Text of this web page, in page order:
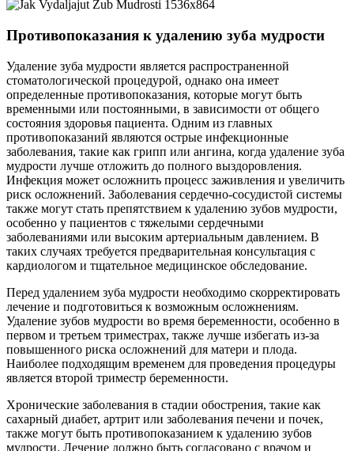
Противопоказания к удалению зуба мудрости
Удаление зуба мудрости является распространенной
стоматологической процедурой, однако она имеет
определенные противопоказания, которые могут быть
временными или постоянными, в зависимости от общего
состояния здоровья пациента. Одним из главных
противопоказаний являются острые инфекционные
заболевания, такие как грипп или ангина, когда удаление зуба
мудрости лучше отложить до полного выздоровления.
Инфекция может осложнить процесс заживления и увеличить
риск осложнений. Заболевания сердечно-сосудистой системы
также могут стать препятствием к удалению зубов мудрости,
особенно у пациентов с тяжелыми сердечными
заболеваниями или высоким артериальным давлением. В
таких случаях требуется предварительная консультация с
кардиологом и тщательное медицинское обследование.
Перед удалением зуба мудрости необходимо скорректировать
лечение и подготовиться к возможным осложнениям.
Удаление зубов мудрости во время беременности, особенно в
первом и третьем триместрах, также лучше избегать из-за
повышенного риска осложнений для матери и плода.
Наиболее подходящим временем для проведения процедуры
является второй триместр беременности.
Хронические заболевания в стадии обострения, такие как
сахарный диабет, артрит или заболевания печени и почек,
также могут быть противопоказанием к удалению зубов
мудрости. Лечение должно быть согласовано с врачом и